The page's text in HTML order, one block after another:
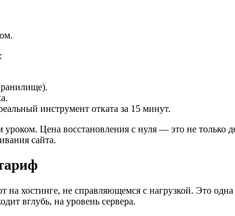
инструмент отката за 15 минут.
Цена восстановления с нуля — это не только
сайта.
на хостинге, не справляющемся с нагрузкой. Это
вглубь, на уровень сервера.